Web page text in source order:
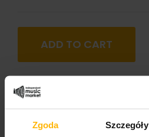
Zgoda Szczegóły
ADD TO CART
Genre:
Styles: